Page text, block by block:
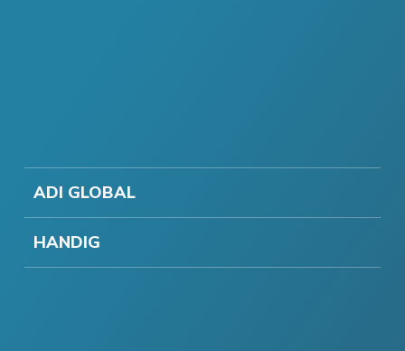
ADI GLOBAL
HANDIG